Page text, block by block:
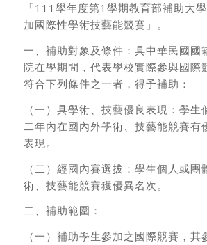
「111學年度第1學期教育部補助大
加國際性學術技藝能競賽」。
一、補助對象及條件：具中華民國國
院在學期間，代表學校實際參與國際
符合下列條件之一者，得予補助：
（一）具學術、技藝優良表現：學生
二年內在國內外學術、技藝能競賽有
表現。
（二）經國內賽選拔：學生個人或團
術、技藝能競賽獲優異名次。
二、補助範圍：
（一）補助學生參加之國際競賽，其